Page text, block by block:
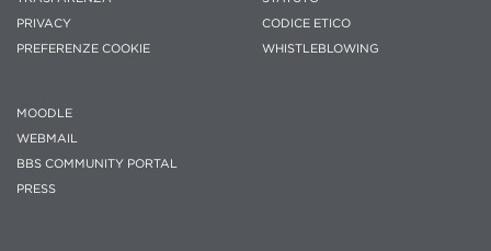
PRIVACY
PREFERENZE COOKIE
CODICE ETICO
WHISTLEBLOWING
MOODLE
WEBMAIL
BBS COMMUNITY PORTAL
PRESS